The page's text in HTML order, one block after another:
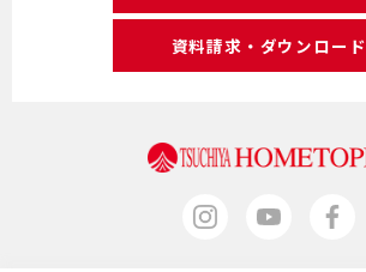
資料請求・ダウンロード